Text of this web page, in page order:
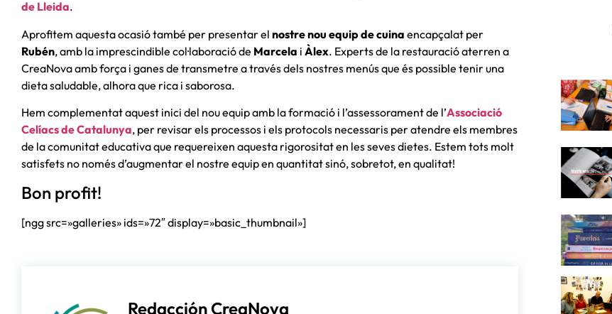
de Lleida.
Aprofitem aquesta ocasió també per presentar el nostre nou equip de cuina encapçalat per
Rubén, amb la imprescindible col·laboració de Marcela i Àlex. Experts de la restauració aterren a
CreaNova amb força i ganes de transmetre a través dels nostres menús que és possible tenir una
dieta saludable, alhora que rica i saborosa.
Hem complementat aquest inici del nou equip amb la formació i l’assessorament de l’Associació
Celíacs de Catalunya, per revisar els processos i els protocols necessaris per atendre els membres
de la comunitat educativa que requereixen aquesta rigorositat en les seves dietes. Estem tots molt
satisfets no només d’augmentar el nostre equip en quantitat sinó, sobretot, en qualitat!
Bon profit!
[ngg src=»galleries» ids=»72″ display=»basic_thumbnail»]
Redacción CreaNova